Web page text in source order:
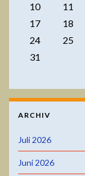
10
11
17
18
24
25
31
ARCHIV
Juli 2026
Juni 2026